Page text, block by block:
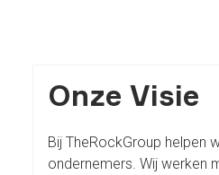
Onze Visie
Bij TheRockGroup helpen
ondernemers. Wij werken